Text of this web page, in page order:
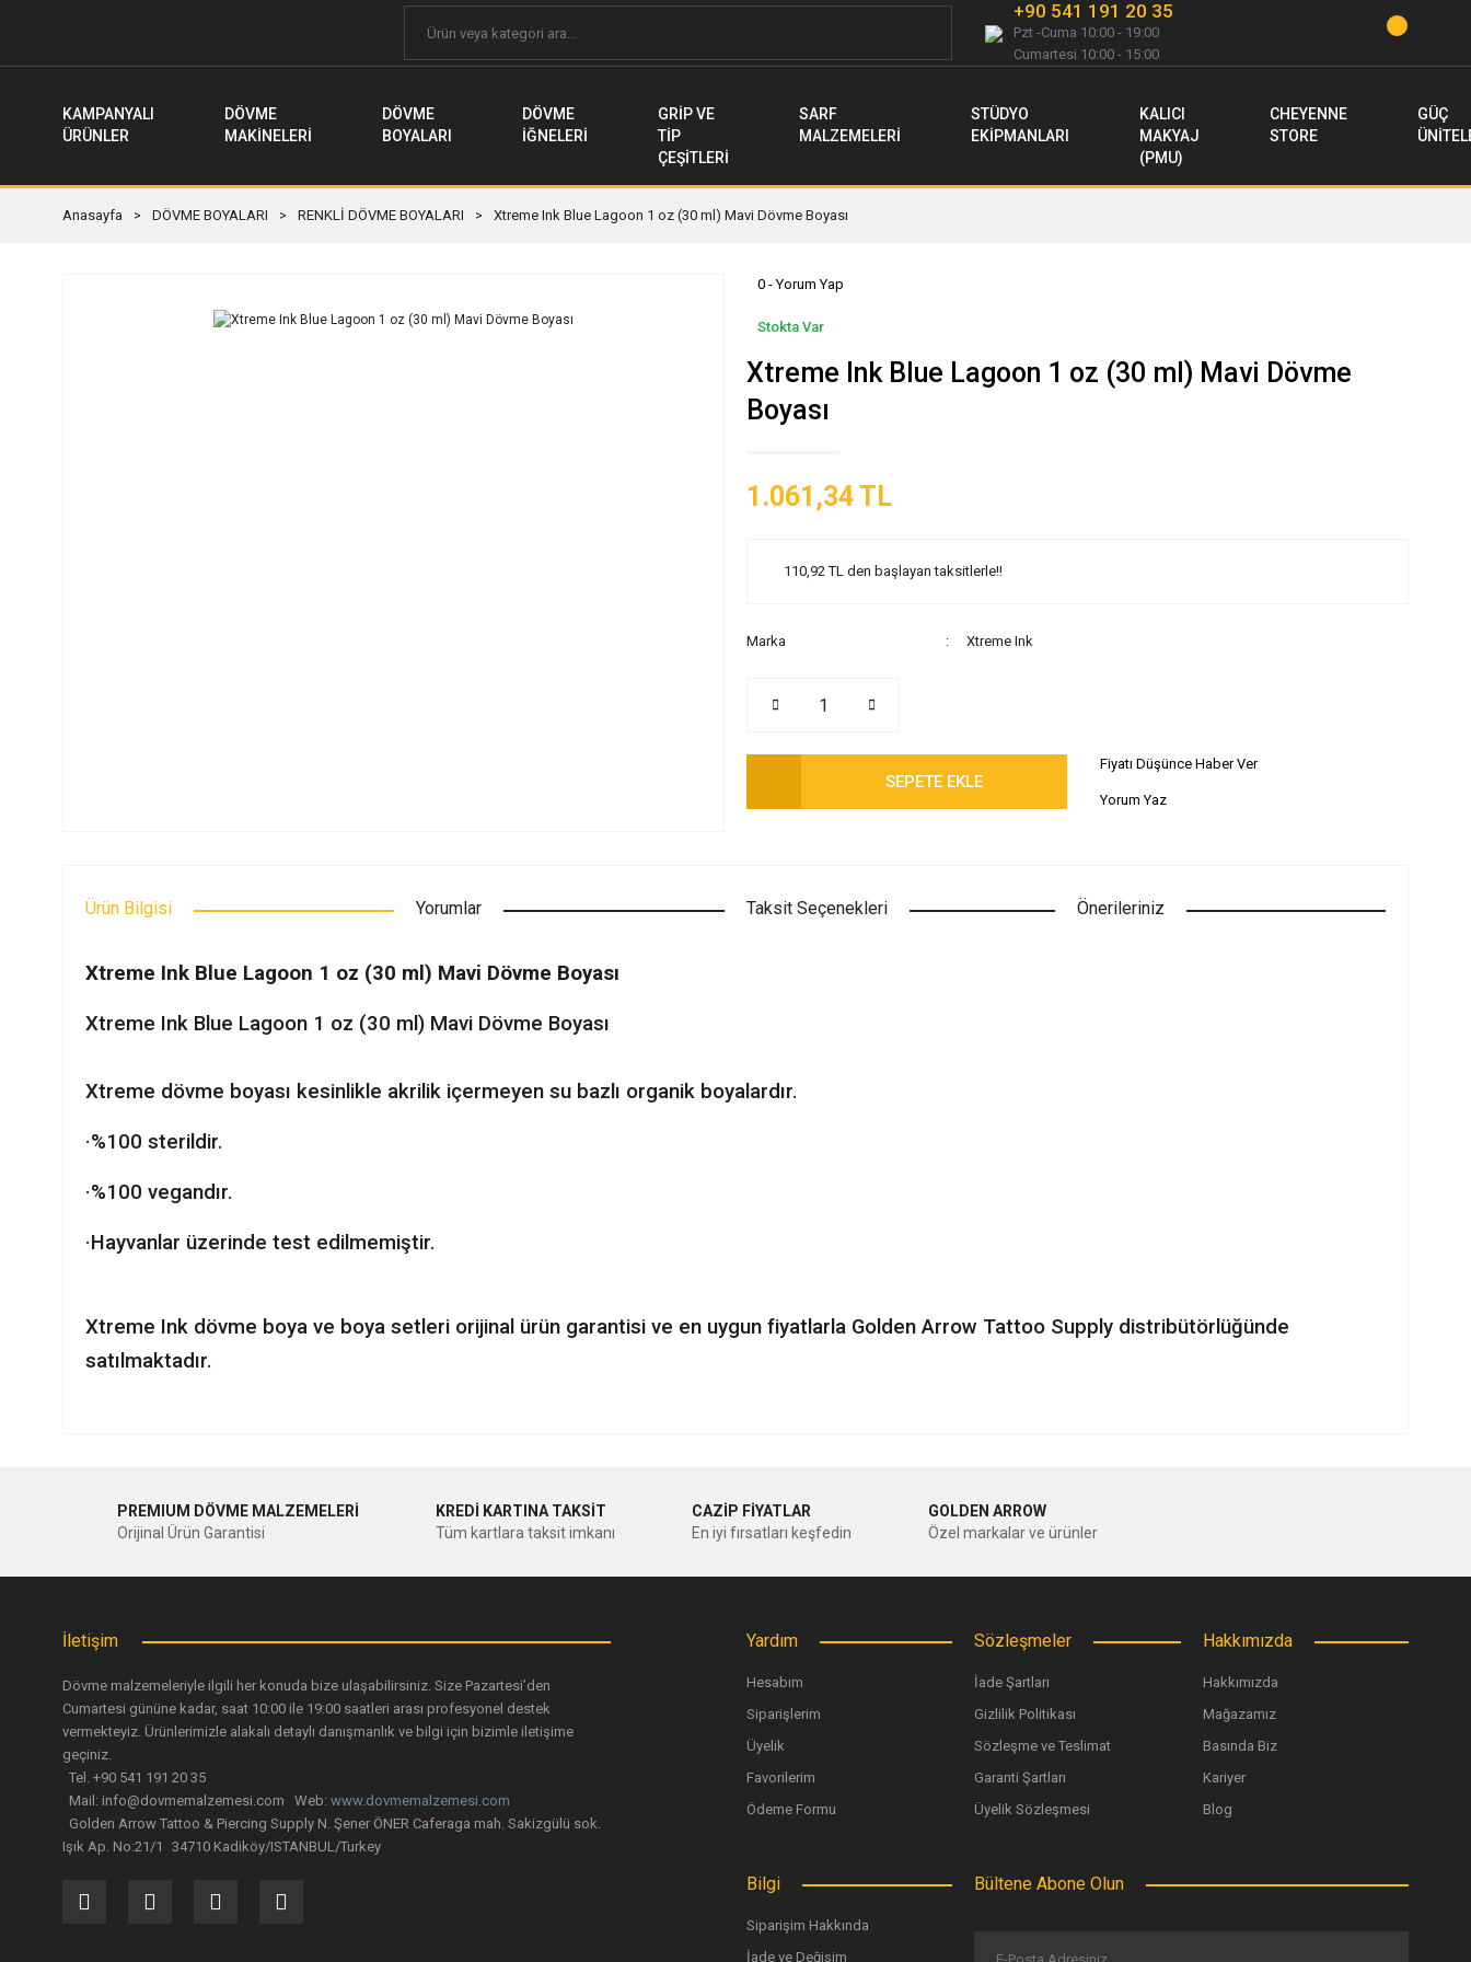
+90 541 191 20 35
Pzt -Cuma 10:00 - 19:00
Cumartesi 10:00 - 15:00
KAMPANYALI
ÜRÜNLER
DÖVME
MAKİNELERİ
DÖVME
BOYALARI
DÖVME
İĞNELERİ
GRİP VE
TİP
ÇEŞİTLERİ
SARF
MALZEMELERİ
STÜDYO
EKİPMANLARI
KALICI
MAKYAJ
(PMU)
CHEYENNE
STORE
GÜÇ
Anasayfa DÖVME BOYALARI RENKLİ DÖVME BOYALARI Xtreme Ink Blue Lagoon 1 oz (30 ml) Mavi Dövme Boyası
0 - Yorum Yap
Stokta Var
Xtreme Ink Blue Lagoon 1 oz (30 ml) Mavi Dövme
Boyası
1.061,34 TL
110,92 TL den başlayan taksitlerle!!
Marka Xtreme Ink
SEPETE EKLE
Fiyatı Düşünce Haber Ver
Yorum Yaz
Ürün Bilgisi Yorumlar Taksit Seçenekleri Önerileriniz
Xtreme Ink Blue Lagoon 1 oz (30 ml) Mavi Dövme Boyası
Xtreme Ink Blue Lagoon 1 oz (30 ml) Mavi Dövme Boyası
Xtreme dövme boyası kesinlikle akrilik içermeyen su bazlı organik boyalardır.
·%100 sterildir.
·%100 vegandır.
·Hayvanlar üzerinde test edilmemiştir.
Xtreme Ink dövme boya ve boya setleri orijinal ürün garantisi ve en uygun fiyatlarla Golden Arrow Tattoo Supply distribütörlüğünde
satılmaktadır.
Yorum Yaz
Ürün resmi kalitesiz, bozuk veya görüntülenemiyor.
Gönder
PREMIUM DÖVME MALZEMELERİ
Orijinal Ürün Garantisi
KREDİ KARTINA TAKSİT
Tüm kartlara taksit imkanı
CAZİP FİYATLAR
En iyi fırsatları keşfedin
GOLDEN ARROW
Özel markalar ve ürünler
İletişim
Dövme malzemeleriyle ilgili her konuda bize ulaşabilirsiniz. Size Pazartesi’den
Cumartesi gününe kadar, saat 10:00 ile 19:00 saatleri arası profesyonel destek
vermekteyiz. Ürünlerimizle alakalı detaylı danışmanlık ve bilgi için bizimle iletişime
geçiniz.
Tel. +90 541 191 20 35
Mail: info@dovmemalzemesi.com Web: www.dovmemalzemesi.com
Golden Arrow Tattoo & Piercing Supply N. Şener ÖNER Caferaga mah. Sakizgülü sok.
Işık Ap. No:21/1 34710 Kadiköy/ISTANBUL/Turkey
Yardım
Hesabım
Siparişlerim
Üyelik
Favorilerim
Ödeme Formu
Sözleşmeler
İade Şartları
Gizlilik Politikası
Sözleşme ve Teslimat
Garanti Şartları
Üyelik Sözleşmesi
Hakkımızda
Hakkımızda
Mağazamız
Basında Biz
Kariyer
Blog
Bilgi
Siparişim Hakkında
İade ve Değişim
Bültene Abone Olun